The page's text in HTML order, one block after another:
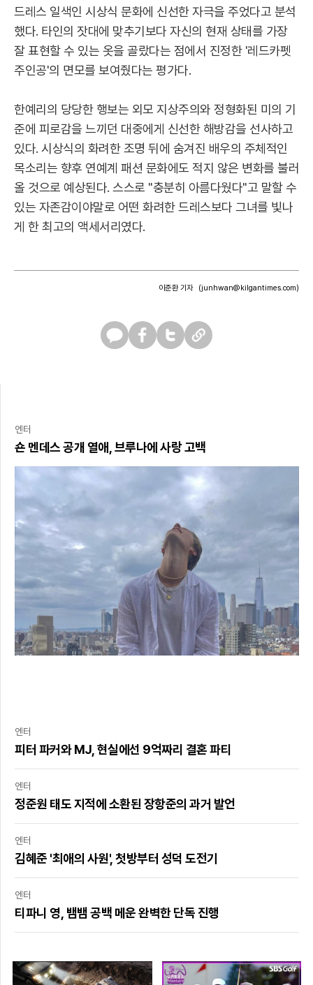
드레스 일색인 시상식 문화에 신선한 자극을 주었다고 분석
했다. 타인의 잣대에 맞추기보다 자신의 현재 상태를 가장
잘 표현할 수 있는 옷을 골랐다는 점에서 진정한 '레드카펫
주인공'의 면모를 보여줬다는 평가다.
한예리의 당당한 행보는 외모 지상주의와 정형화된 미의 기
준에 피로감을 느끼던 대중에게 신선한 해방감을 선사하고
있다. 시상식의 화려한 조명 뒤에 숨겨진 배우의 주체적인
목소리는 향후 연예계 패션 문화에도 적지 않은 변화를 불러
올 것으로 예상된다. 스스로 "충분히 아름다웠다"고 말할 수
있는 자존감이야말로 어떤 화려한 드레스보다 그녀를 빛나
게 한 최고의 액세서리였다.
이준환 기자 (junhwan@kilgantimes.com)
엔터
숀 멘데스 공개 열애, 브루나에 사랑 고백
엔터
피터 파커와 MJ, 현실에선 9억짜리 결혼 파티
엔터
정준원 태도 지적에 소환된 장항준의 과거 발언
엔터
김혜준 '최애의 사원', 첫방부터 성덕 도전기
엔터
티파니 영, 뱀뱀 공백 메운 완벽한 단독 진행